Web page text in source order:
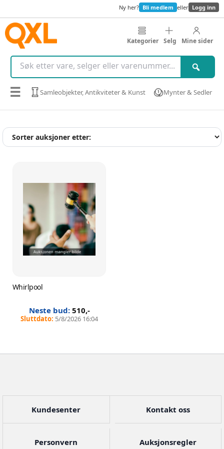
Ny her? Bli medlem eller Logg inn
Kategorier Selg Mine sider
☰ Samleobjekter, Antikviteter & Kunst Mynter & Sedler
Whirlpool
5/8/2026 16:04
510,-
Kundesenter Kontakt oss
Personvern Auksjonsregler